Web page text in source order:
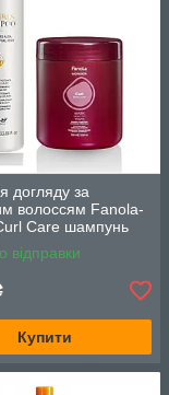
догляду за
волоссям Fanola-
Care шампунь
1000 мл
відправки
Купити